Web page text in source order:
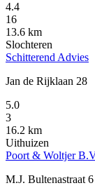
4.4
16
13.6 km
Slochteren
Schitterend Advies
Jan de Rijklaan 28
5.0
3
16.2 km
Uithuizen
Poort & Woltjer
M.J. Bultenastraat 6